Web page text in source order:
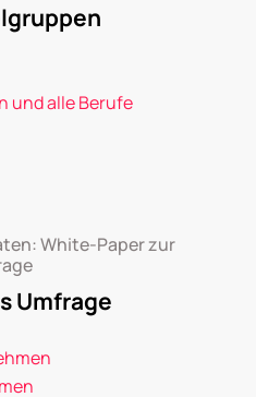
und alle Berufe
White-Paper zur
Umfrage